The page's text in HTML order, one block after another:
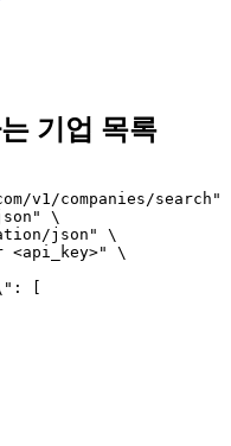
기업 목록
v1/companies/search"
\
json" \
<api_key>" \
[